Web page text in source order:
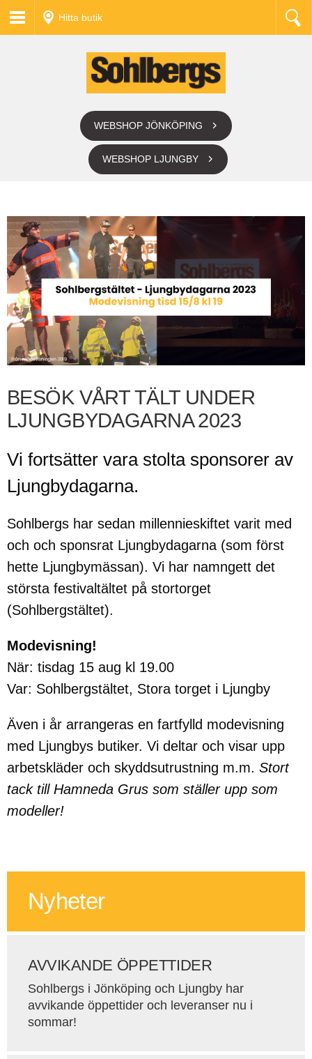
Hitta butik
WEBSHOP JÖNKÖPING
WEBSHOP LJUNGBY
BESÖK VÅRT TÄLT UNDER
LJUNGBYDAGARNA 2023
Vi fortsätter vara stolta sponsorer av
Ljungbydagarna.
Sohlbergs har sedan millennieskiftet varit med
och och sponsrat Ljungbydagarna (som först
hette Ljungbymässan). Vi har namngett det
största festivaltältet på stortorget
(Sohlbergstältet).
Modevisning!
När: tisdag 15 aug kl 19.00
Var: Sohlbergstältet, Stora torget i Ljungby
Även i år arrangeras en fartfylld modevisning
med Ljungbys butiker. Vi deltar och visar upp
arbetskläder och skyddsutrustning m.m. Stort
tack till Hamneda Grus som ställer upp som
modeller!
Nyheter
AVVIKANDE ÖPPETTIDER
Sohlbergs i Jönköping och Ljungby har
avvikande öppettider och leveranser nu i
sommar!